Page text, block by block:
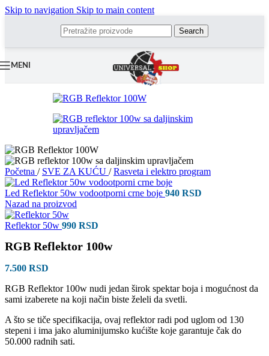
Skip to navigation Skip to main content
Search
MENI
Početna / SVE ZA KUĆU / Rasveta i elektro program
Led Reflektor 50w vodootporni crne boje 940 RSD
Nazad na proizvod
Reflektor 50w 990 RSD
RGB Reflektor 100w
7.500 RSD
RGB Reflektor 100w nudi jedan širok spektar boja i mogućnost da
sami izaberete na koji način biste želeli da svetli.
A što se tiče specifikacija, ovaj reflektor radi pod uglom od 130
stepeni i ima jako aluminijumsko kućište koje garantuje čak do
50.000 radnih sati.